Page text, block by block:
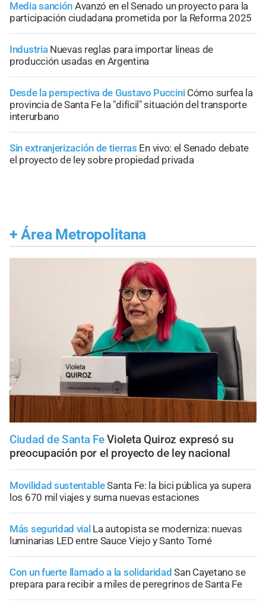
Media sanción Avanzó en el Senado un proyecto para la
participación ciudadana prometida por la Reforma 2025
Industria Nuevas reglas para importar líneas de
producción usadas en Argentina
Desde la perspectiva de Gustavo Puccini Cómo surfea la
provincia de Santa Fe la "difícil" situación del transporte
interurbano
Sin extranjerización de tierras En vivo: el Senado debate
el proyecto de ley sobre propiedad privada
+ Área Metropolitana
Ciudad de Santa Fe Violeta Quiroz expresó su
preocupación por el proyecto de ley nacional
Movilidad sustentableSanta Fe: la bici pública ya supera
los 670 mil viajes y suma nuevas estaciones
Más seguridad vial La autopista se moderniza: nuevas
luminarias LED entre Sauce Viejo y Santo Tomé
Con un fuerte llamado a la solidaridad San Cayetano se
prepara para recibir a miles de peregrinos de Santa Fe